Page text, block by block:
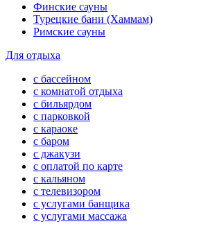
Финские сауны
Турецкие бани (Хаммам)
Римские сауны
Для отдыха
с бассейном
с комнатой отдыха
с бильярдом
с парковкой
с караоке
с баром
с джакузи
с оплатой по карте
с кальяном
с телевизором
с услугами банщика
с услугами массажа